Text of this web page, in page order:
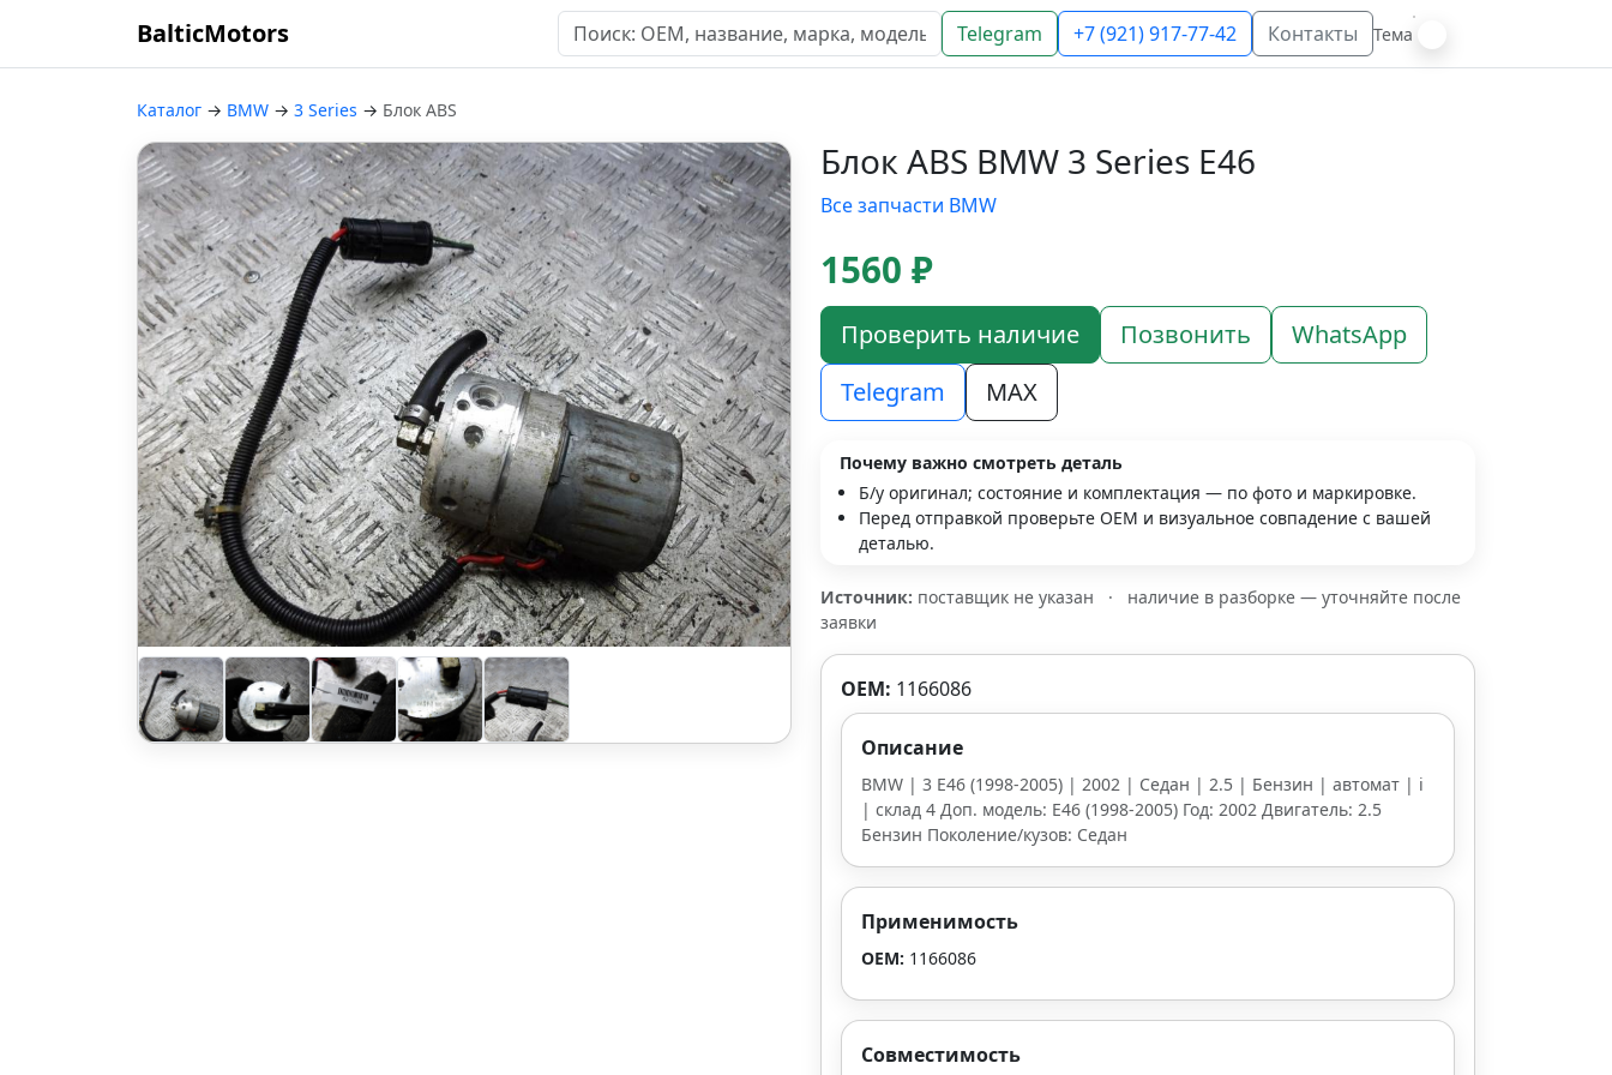
BalticMotors Telegram +7 (921) 917-77-42 Контакты Тема
Каталог → BMW → 3 Series → Блок ABS
Блок ABS BMW 3 Series E46
Все запчасти BMW
1560 ₽
Проверить наличие Позвонить
WhatsApp
Telegram
MAX
Почему важно смотреть деталь
Б/у оригинал; состояние и комплектация — по фото и маркировке.
Перед отправкой проверьте OEM и визуальное совпадение с вашей
деталью.
Источник: поставщик не указан ·
наличие в разборке — уточняйте после
заявки
OEM: 1166086
Описание
BMW | 3 E46 (1998-2005) | 2002 | Седан | 2.5 | Бензин | автомат | i
| склад 4 Доп. модель: E46 (1998-2005) Год: 2002 Двигатель: 2.5
Бензин Поколение/кузов: Седан
Применимость
OEM: 1166086
Совместимость